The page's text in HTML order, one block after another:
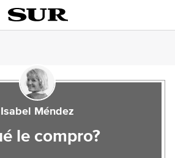
Isabel Méndez
le compro?